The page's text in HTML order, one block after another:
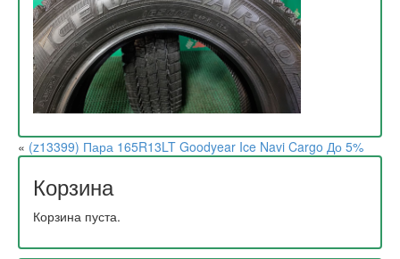
« (z13399) Пара 165R13LT Goodyear Ice Navi Cargo До 5%
Корзина
Корзина пуста.